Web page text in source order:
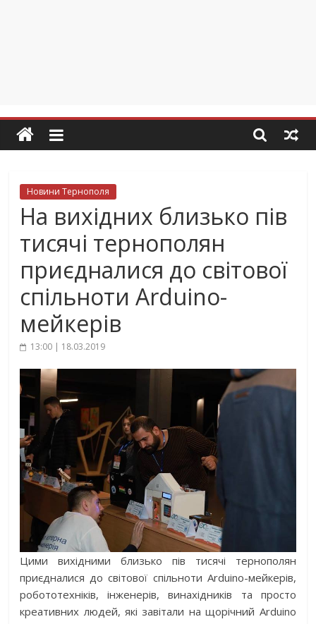
Новини Тернополя
На вихідних близько пів
тисячі тернополян
приєдналися до світової
спільноти Arduino-
мейкерів
13:00 | 18.03.2019
Цими вихідними близько пів тисячі тернополян
приєдналися до світової спільноти Arduino-мейкерів,
робототехніків, інженерів, винахідників та просто
креативних людей, які завітали на щорічний Arduino